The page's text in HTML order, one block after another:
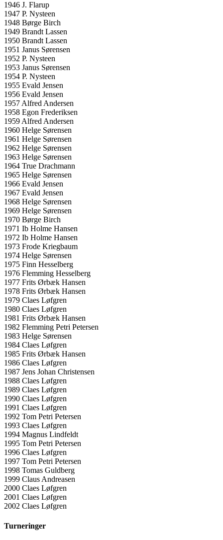
1946 J. Flarup
1947 P. Nysteen
1948 Børge Birch
1949 Brandt Lassen
1950 Brandt Lassen
1951 Janus Sørensen
1952 P. Nysteen
1953 Janus Sørensen
1954 P. Nysteen
1955 Evald Jensen
1956 Evald Jensen
1957 Alfred Andersen
1958 Egon Frederiksen
1959 Alfred Andersen
1960 Helge Sørensen
1961 Helge Sørensen
1962 Helge Sørensen
1963 Helge Sørensen
1964 True Drachmann
1965 Helge Sørensen
1966 Evald Jensen
1967 Evald Jensen
1968 Helge Sørensen
1969 Helge Sørensen
1970 Børge Birch
1971 Ib Holme Hansen
1972 Ib Holme Hansen
1973 Frode Kriegbaum
1974 Helge Sørensen
1975 Finn Hesselberg
1976 Flemming Hesselberg
1977 Frits Ørbæk Hansen
1978 Frits Ørbæk Hansen
1979 Claes Løfgren
1980 Claes Løfgren
1981 Frits Ørbæk Hansen
1982 Flemming Petri Petersen
1983 Helge Sørensen
1984 Claes Løfgren
1985 Frits Ørbæk Hansen
1986 Claes Løfgren
1987 Jens Johan Christensen
1988 Claes Løfgren
1989 Claes Løfgren
1990 Claes Løfgren
1991 Claes Løfgren
1992 Tom Petri Petersen
1993 Claes Løfgren
1994 Magnus Lindfeldt
1995 Tom Petri Petersen
1996 Claes Løfgren
1997 Tom Petri Petersen
1998 Tomas Guldberg
1999 Claus Andreasen
2000 Claes Løfgren
2001 Claes Løfgren
2002 Claes Løfgren
Turneringer